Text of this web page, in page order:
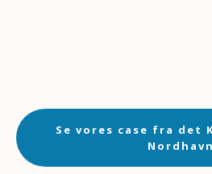
Se vores case fra det
Nordhavn